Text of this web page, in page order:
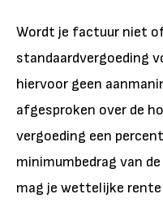
Wordt je factuur niet
standaardvergoeding
hiervoor geen
afgesproken over de
vergoeding een
minimumbedrag van
mag je wettelijke